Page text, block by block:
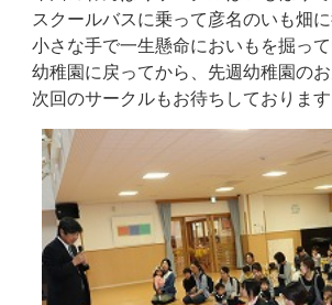
スクールバスに乗って彦名のいも畑
小さな手で一生懸命においもを掘っ
幼稚園に戻ってから、先週幼稚園の
次回のサークルもお待ちしております